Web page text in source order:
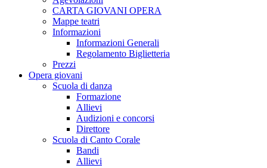
CARTA GIOVANI OPERA
Mappe teatri
Informazioni
Informazioni Generali
Regolamento Biglietteria
Prezzi
Opera giovani
Scuola di danza
Formazione
Allievi
Audizioni e concorsi
Direttore
Scuola di Canto Corale
Bandi
Allievi